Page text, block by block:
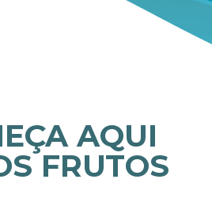
AQUI
FRUTOS